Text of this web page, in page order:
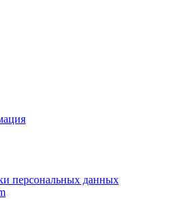
персональных данных